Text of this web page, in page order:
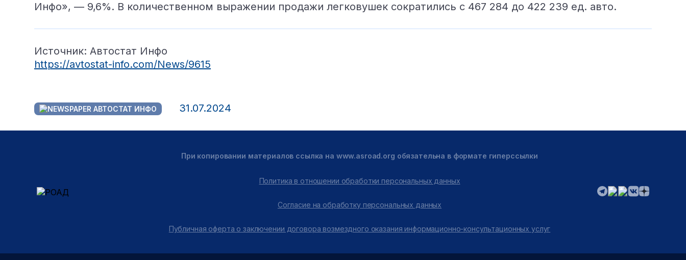
Инфо», — 9,6%. В количественном выражении продажи легковушек сократились с 467 284 до 422 239 ед. авто.
Источник: Автостат Инфо
https://avtostat-info.com/News/9615
АВТОСТАТ ИНФО 31.07.2024
При копировании материалов ссылка на www.asroad.org обязательна в формате гиперссылки
Политика в отношении обработки персональных данных
Согласие на обработку персональных данных
Публичная оферта о заключении договора возмездного оказания информационно-консультационных услуг